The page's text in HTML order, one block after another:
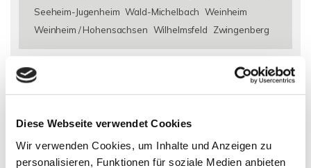
Diese Webseite verwendet Cookies
Wir verwenden Cookies, um Inhalte und Anzeigen zu
personalisieren, Funktionen für soziale Medien anbieten
Seeheim-Jugenheim Wald-Michelbach Weinheim
Weinheim / Hohensachsen Wilhelmsfeld Zwingenberg
Eigentumswohnungen Alsbach-Hähnlein
Eigentumswohnung
Alsbach-Hähnlein
Wohnungen
Wohnungssuche Alsbach-Hähnlein
Wohnungsanzeigen
Alsbach-Hähnlein
Immobilie Alsbach-Hähnlein
Immobilien